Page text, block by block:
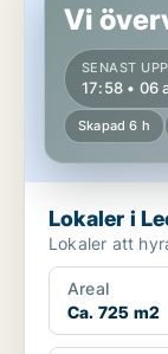
Vi
SENAST
17:58 • 06
Skapad 6 h
Lokaler i
Lokaler att
Areal
Ca. 725 m2